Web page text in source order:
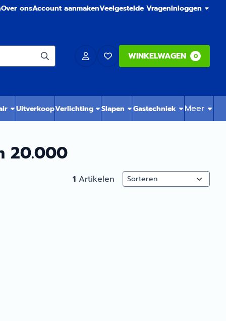
Over onsAccount aanmakenVeelgestelde VragenInloggen
WINKELWAGEN 0
UitverkoopVerlichting Slapen Gastechniek Meer
20.000
1 Artikelen Sorteermethode